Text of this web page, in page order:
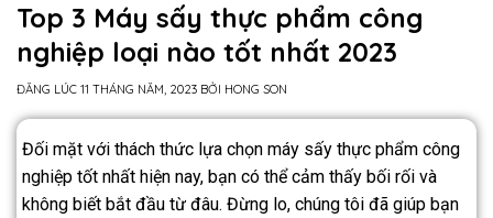
Top 3 Máy sấy thực phẩm công
nghiệp loại nào tốt nhất 2023
ĐĂNG LÚC 11 THÁNG NĂM, 2023 BỞI HONG SON
Đối mặt với thách thức lựa chọn máy sấy thực phẩm công
nghiệp tốt nhất hiện nay, bạn có thể cảm thấy bối rối và
không biết bắt đầu từ đâu. Đừng lo, chúng tôi đã giúp bạn